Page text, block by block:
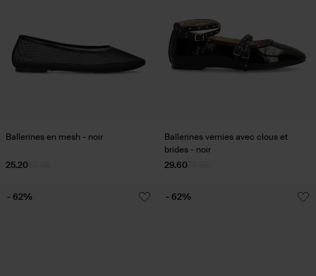
Ballerines en mesh - noir
25.20
Ballerines vernies avec clous et
brides - noir
29.60
- 62% - 62%